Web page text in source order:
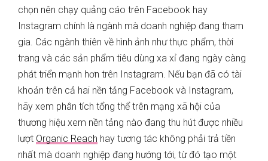
chọn nên chạy quảng cáo trên Facebook hay
Instagram chính là ngành mà doanh nghiệp đang tham
gia. Các ngành thiên về hình ảnh như thực phẩm, thời
trang và các sản phẩm tiêu dùng xa xỉ đang ngày càng
phát triển mạnh hơn trên Instagram. Nếu bạn đã có tài
khoản trên cả hai nền tảng Facebook và Instagram,
hãy xem phân tích tổng thể trên mạng xã hội của
thương hiệu xem nền tảng nào đang thu hút được nhiều
lượt Organic Reach hay tương tác không phải trả tiền
nhất mà doanh nghiệp đang hướng tới, từ đó tạo một